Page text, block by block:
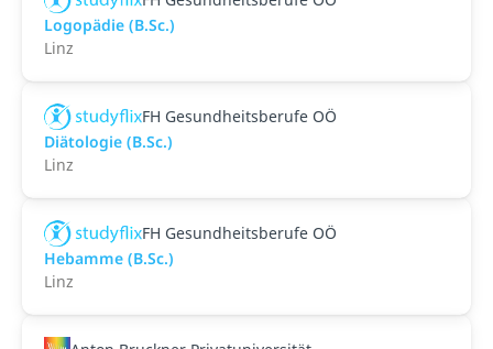
Logopädie (B.Sc.)
Linz
FH Gesundheitsberufe OÖ
Diätologie (B.Sc.)
Linz
FH Gesundheitsberufe OÖ
Hebamme (B.Sc.)
Linz